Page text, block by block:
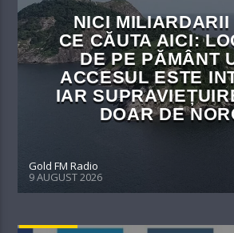
NICI MILIARDARII
CE CĂUTA AICI:
DE PE PĂMÂNT
ACCESUL ESTE
IAR
DOAR DE
Gold FM Radio
9 AUGUST 2026